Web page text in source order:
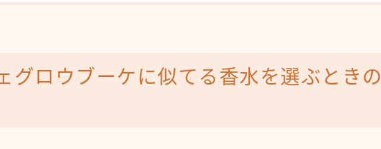
グロウブーケに似てる香水を選ぶときの